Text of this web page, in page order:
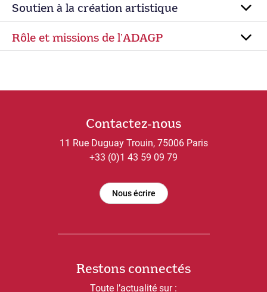
Soutien à la création artistique
Rôle et missions de lʼADAGP
Contactez-nous
11 Rue Duguay Trouin, 75006 Paris
+33 (0)1 43 59 09 79
Nous écrire
Restons connectés
Toute l’actualité sur :